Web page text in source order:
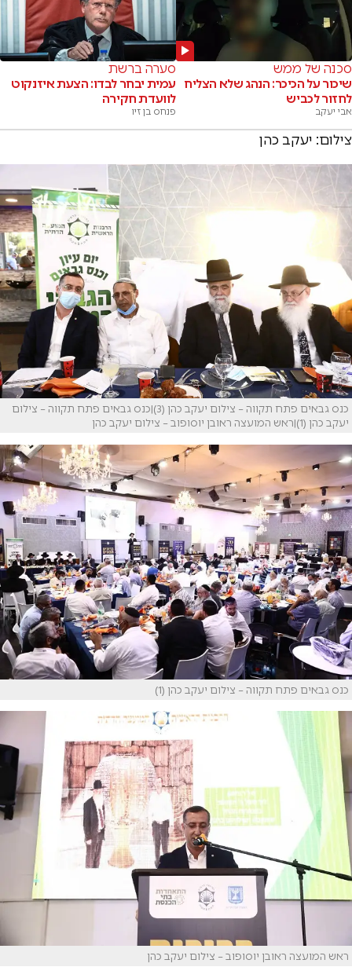
סכנה של ממש
שיכור על הכיכר: הנהג שלא הצליח
לחזור לכביש
אבי יעקב
סערה ברשת
עמית יבחר לבדו: הצעת איזנקוט
לוועדת חקירה
פנחס בן זיו
צילום: יעקב כהן
כנס גבאים פתח תקווה – צילום יעקב כהן (3)|כנס גבאים פתח תקווה – צילום
יעקב כהן (1)|ראש המועצה ראובן יוסופוב – צילום יעקב כהן
כנס גבאים פתח תקווה – צילום יעקב כהן (1)
ראש המועצה ראובן יוסופוב – צילום יעקב כהן